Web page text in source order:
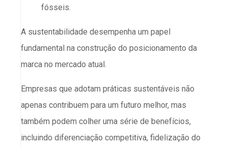
fósseis.
A sustentabilidade desempenha um papel
fundamental na construção do posicionamento da
marca no mercado atual.
Empresas que adotam práticas sustentáveis não
apenas contribuem para um futuro melhor, mas
também podem colher uma série de benefícios,
incluindo diferenciação competitiva, fidelização do